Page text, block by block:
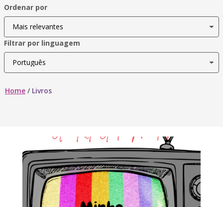
Ordenar por
Filtrar por linguagem
Home / Livros